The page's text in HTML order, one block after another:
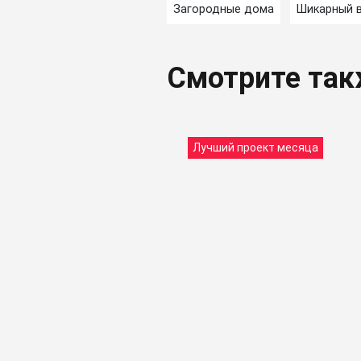
Загородные дома Шикарный
Смотрите
Лучший проект месяца